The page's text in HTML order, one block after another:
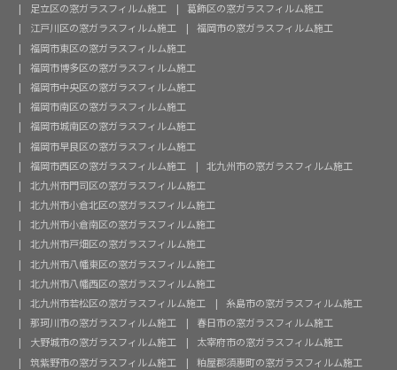
足立区の窓ガラスフィルム施工
葛飾区の窓ガラスフィルム施工
江戸川区の窓ガラスフィルム施工
福岡市の窓ガラスフィルム施工
福岡市東区の窓ガラスフィルム施工
福岡市博多区の窓ガラスフィルム施工
福岡市中央区の窓ガラスフィルム施工
福岡市南区の窓ガラスフィルム施工
福岡市城南区の窓ガラスフィルム施工
福岡市早良区の窓ガラスフィルム施工
福岡市西区の窓ガラスフィルム施工
北九州市の窓ガラスフィルム施工
北九州市門司区の窓ガラスフィルム施工
北九州市小倉北区の窓ガラスフィルム施工
北九州市小倉南区の窓ガラスフィルム施工
北九州市戸畑区の窓ガラスフィルム施工
北九州市八幡東区の窓ガラスフィルム施工
北九州市八幡西区の窓ガラスフィルム施工
北九州市若松区の窓ガラスフィルム施工
糸島市の窓ガラスフィルム施工
那珂川市の窓ガラスフィルム施工
春日市の窓ガラスフィルム施工
大野城市の窓ガラスフィルム施工
太宰府市の窓ガラスフィルム施工
筑紫野市の窓ガラスフィルム施工
粕屋郡須惠町の窓ガラスフィルム施工